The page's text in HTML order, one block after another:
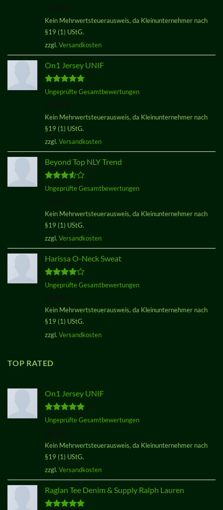
Kein Mehrwertsteuerausweis, da Kleinunternehmer nach
§19 (1) UStG.
zzgl. Versandkosten
On1 Jersey UNIF
Bewertet
Ungeprüfte Gesamtbewertungen
Kein Mehrwertsteuerausweis, da Kleinunternehmer nach
§19 (1) UStG.
zzgl. Versandkosten
Beyond Top NLY Trend
Bewertet
Ungeprüfte Gesamtbewertungen
Kein Mehrwertsteuerausweis, da Kleinunternehmer nach
§19 (1) UStG.
zzgl. Versandkosten
Harissa O-Neck Sweat
Bewertet
Ungeprüfte Gesamtbewertungen
Kein Mehrwertsteuerausweis, da Kleinunternehmer nach
§19 (1) UStG.
zzgl. Versandkosten
TOP RATED
On1 Jersey UNIF
Bewertet
Ungeprüfte Gesamtbewertungen
Kein Mehrwertsteuerausweis, da Kleinunternehmer nach
§19 (1) UStG.
zzgl. Versandkosten
Raglan Tee Denim & Supply Ralph Lauren